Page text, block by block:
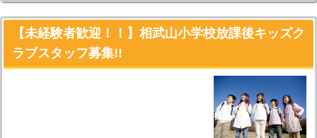
【未経験者歓迎！！】相武山小学校放課後キッズク
ラブスタッフ募集!!